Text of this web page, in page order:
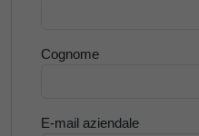
Cognome
E-mail aziendale